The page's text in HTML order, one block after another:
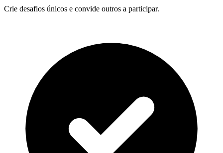
Crie desafios únicos e convide outros a participar.